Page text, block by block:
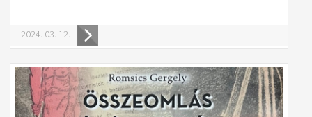
2024. 03. 12.